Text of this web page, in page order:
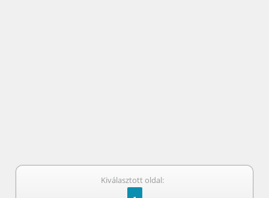
Kiválasztott oldal: